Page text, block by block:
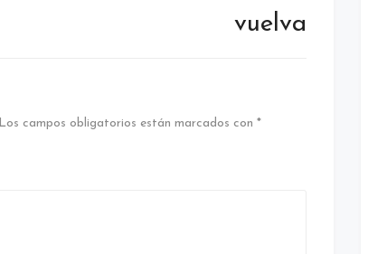
vuelva
Los campos obligatorios están marcados con *